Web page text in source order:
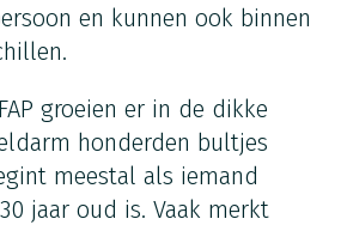
en kunnen ook binnen
groeien er in de dikke
honderden bultjes
meestal als iemand
jaar oud is. Vaak merkt